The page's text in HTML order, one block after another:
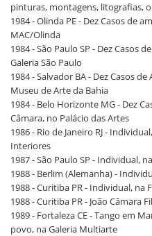
pinturas, montagens, litografias,
1984 - Olinda PE - Dez Casos de
MAC/Olinda
1984 - São Paulo SP - Dez Casos
Galeria São Paulo
1984 - Salvador BA - Dez Casos
Museu de Arte da Bahia
1984 - Belo Horizonte MG - Dez
Câmara, no Palácio das Artes
1986 - Rio de Janeiro RJ -
Interiores
1987 - São Paulo SP - Individual,
1988 - Berlim (Alemanha) -
1988 - Curitiba PR - Individual, na
1988 - Curitiba PR - João Câmara
1989 - Fortaleza CE - Tango em
povo, na Galeria Multiarte